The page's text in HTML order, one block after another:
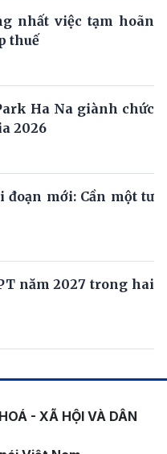
nhất việc tạm hoãn
thuế
Ha Na giành chức
2026
mới: Cần một tư
năm 2027 trong hai
- XÃ HỘI VÀ DÂN